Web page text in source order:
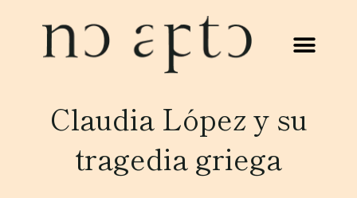
Claudia López y su
tragedia griega